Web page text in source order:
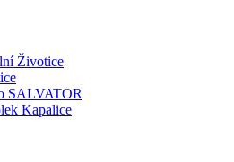
Životice
SALVATOR
Kapalice